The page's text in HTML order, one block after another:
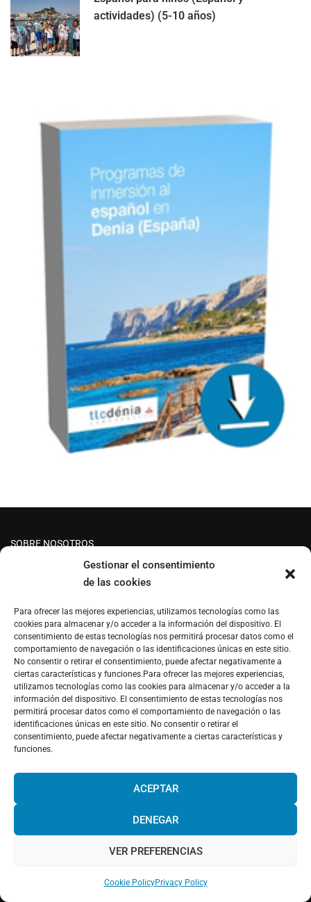
Gestionar el consentimiento
de las cookies
Para ofrecer las mejores experiencias, utilizamos tecnologías como las
cookies para almacenar y/o acceder a la información del dispositivo. El
consentimiento de estas tecnologías nos permitirá procesar datos como el
comportamiento de navegación o las identificaciones únicas en este sitio.
No consentir o retirar el consentimiento, puede afectar negativamente a
ciertas características y funciones.Para ofrecer las mejores experiencias,
utilizamos tecnologías como las cookies para almacenar y/o acceder a la
información del dispositivo. El consentimiento de estas tecnologías nos
permitirá procesar datos como el comportamiento de navegación o las
identificaciones únicas en este sitio. No consentir o retirar el
consentimiento, puede afectar negativamente a ciertas características y
funciones.
ACEPTAR
DENEGAR
VER PREFERENCIAS
Cookie PolicyPrivacy Policy
actividades) (5-10 años)
SOBRE NOSOTROS
(34) 96 642 36 72
info@tlcdenia.es
Cómo llegar
Blog: Aprende español en España
Sé embajador de TLCdénia
information? Please, contact us and we